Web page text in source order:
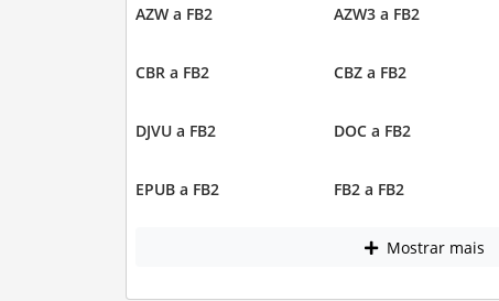
AZW a FB2 AZW3 a FB2
CBR a FB2 CBZ a FB2
DJVU a FB2 DOC a FB2
EPUB a FB2 FB2 a FB2
Mostrar mais